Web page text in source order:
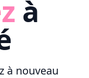
à
à nouveau